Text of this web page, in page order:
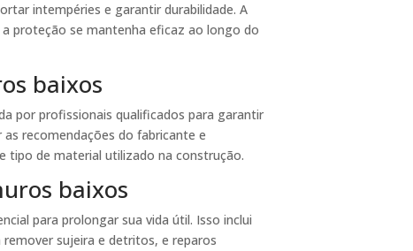
intempéries e garantir durabilidade. A
proteção se mantenha eficaz ao longo do
baixos
por profissionais qualificados para garantir
recomendações do fabricante e
tipo de material utilizado na construção.
baixos
para prolongar sua vida útil. Isso inclui
sujeira e detritos, e reparos